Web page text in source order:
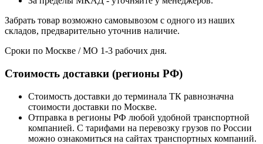
Забрать товар возможно самовывозом с одного из наших
складов, предварительно уточнив наличие.
Сроки по Москве / МО 1-3 рабочих дня.
Стоимость доставки (регионы РФ)
Стоимость доставки до терминала ТК равнозначна
стоимости доставки по Москве.
Отправка в регионы РФ любой удобной транспортной
компанией. С тарифами на перевозку грузов по России
можно ознакомиться на сайтах транспортных компаний.